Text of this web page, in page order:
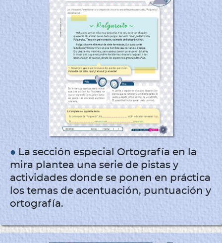
● La sección especial Ortografía en la
mira plantea una serie de pistas y
actividades donde se ponen en práctica
los temas de acentuación, puntuación y
ortografía.